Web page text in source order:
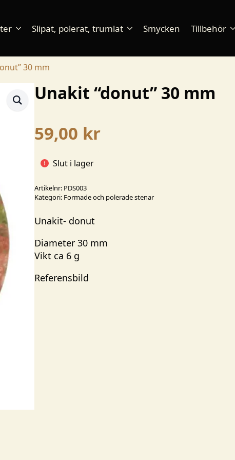
Slipat, polerat, trumlat Smycken Tillbehör
30 mm
Unakit “donut” 30 mm
59,00 kr
Slut i lager
Artikelnr: PDS003
Kategori: Formade och polerade stenar
Unakit- donut
Diameter 30 mm
Vikt ca 6 g
Referensbild